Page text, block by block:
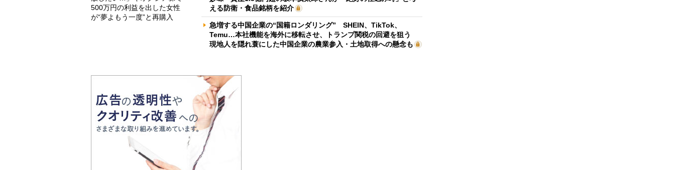
500万円の利益を出した女性
が“夢よもう一度”と再購入
える防衛・食品銘柄を紹介
急増する中国企業の“国籍ロンダリング” SHEIN、TikTok、
Temu…本社機能を海外に移転させ、トランプ関税の回避を狙う
現地人を隠れ蓑にした中国企業の農業参入・土地取得への懸念も